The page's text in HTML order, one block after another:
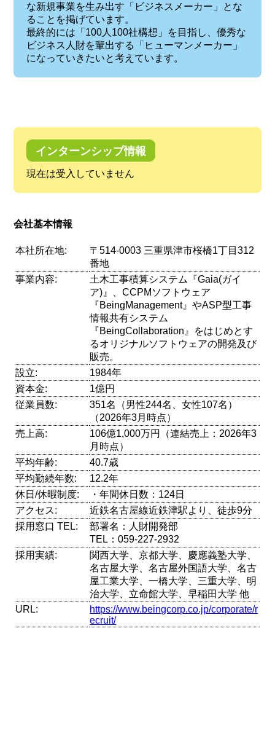
な新規事業を生み出す「ビジネスメーカー」とな
ることを掲げています。
最終的には「100人100社構想」を目指し、優秀な
ビジネス人財を輩出する「ヒューマンメーカー」
になっていきたいと考えています。
インターンシップ情報
現在は受入していません
会社基本情報
本社所在地:
〒514-0003 三重県津市桜橋1丁目312
番地
事業内容:
土木工事積算システム『Gaia(ガイ
ア)』、CCPMソフトウェア
『BeingManagement』やASP型工事
情報共有システム
『BeingCollaboration』をはじめとす
るオリジナルソフトウェアの開発及び
販売。
設立:
1984年
資本金:
1億円
従業員数:
351名（男性244名、女性107名）
（2026年3月時点）
売上高:
106億1,000万円（連結売上：2026年3
月時点）
平均年齢:
40.7歳
平均勤続年数:
12.2年
休日/休暇制度:
・年間休日数：124日
アクセス:
近鉄名古屋線近鉄津駅より、徒歩9分
採用窓口 TEL:
部署名：人財開発部
TEL：059-227-2932
採用実績:
関西大学、京都大学、慶應義塾大学、
名古屋大学、名古屋外国語大学、名古
屋工業大学、一橋大学、三重大学、明
治大学、立命館大学、早稲田大学 他
URL:
https://www.beingcorp.co.jp/corporate/r
ecruit/